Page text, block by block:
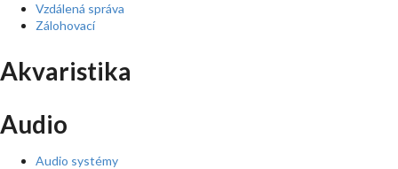
Vzdálená správa
Zálohovací
Akvaristika
Audio
Audio systémy